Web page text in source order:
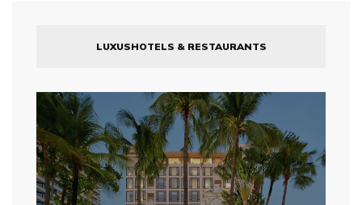
LUXUSHOTELS & RESTAURANTS